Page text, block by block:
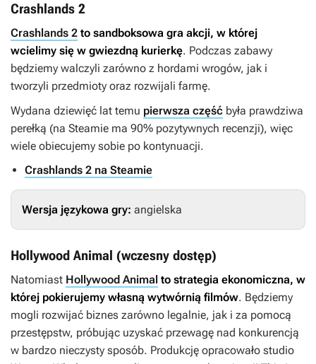
Crashlands 2
Crashlands 2 to sandboksowa gra akcji, w której
wcielimy się w gwiezdną kurierkę. Podczas zabawy
będziemy walczyli zarówno z hordami wrogów, jak i
tworzyli przedmioty oraz rozwijali farmę.
Wydana dziewięć lat temu pierwsza część była prawdziwa
perełką (na Steamie ma 90% pozytywnych recenzji), więc
wiele obiecujemy sobie po kontynuacji.
Crashlands 2 na Steamie
Wersja językowa gry: angielska
Hollywood Animal (wczesny dostęp)
Natomiast Hollywood Animal to strategia ekonomiczna, w
której pokierujemy własną wytwórnią filmów. Będziemy
mogli rozwijać biznes zarówno legalnie, jak i za pomocą
przestępstw, próbując uzyskać przewagę nad konkurencją
w bardzo nieczysty sposób. Produkcję opracowało studio